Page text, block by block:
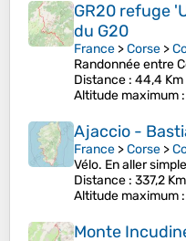
GR20 refuge
du G20
France >Corse >
Randonnée entre
Distance : 44,4 Km
Altitude maximum
Ajaccio -
France >Corse >
Vélo. En aller
Distance : 337,2
Altitude maximum
Monte